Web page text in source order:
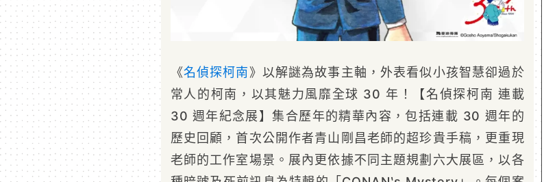
《名偵探柯南》以解謎為故事主軸，外表看似小孩智慧卻過於
常人的柯南，以其魅力風靡全球 30 年！【名偵探柯南 連載
30 週年紀念展】集合歷年的精華內容，包括連載 30 週年的
歷史回顧，首次公開作者青山剛昌老師的超珍貴手稿，更重現
老師的工作室場景。展內更依據不同主題規劃六大展區，以各